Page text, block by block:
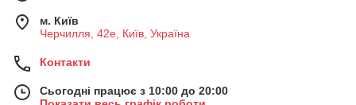
м. Київ
Черчилля, 42е, Київ, Україна
Контакти
Сьогодні працює з 10:00 до 20:00